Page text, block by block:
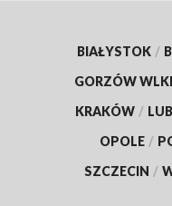
BIAŁYSTOK /
GORZÓW
KRAKÓW /
OPOLE /
SZCZECIN /